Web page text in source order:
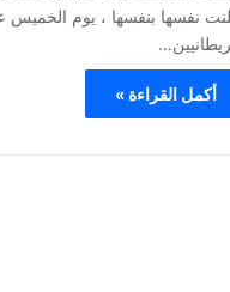
نفسها بنفسها ، يوم
أكمل القراءة »